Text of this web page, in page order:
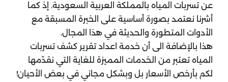
عن تسربات المياه بالمملكة العربية السعودية. إذ كما
أشرنا نعتمد بصورة أساسية على الخبرة المسبقة مع
الأدوات المتطورة والحديثة في هذا المجال.
هذا بالإضافة الى أن خدمة اعداد تقرير كشف تسربات
المياه تعتبر من الخدمات المميزة للغاية التي نقدّمها
لكم بأرخص الأسعار بل وبشكل مجاني في بعض الأحيان!